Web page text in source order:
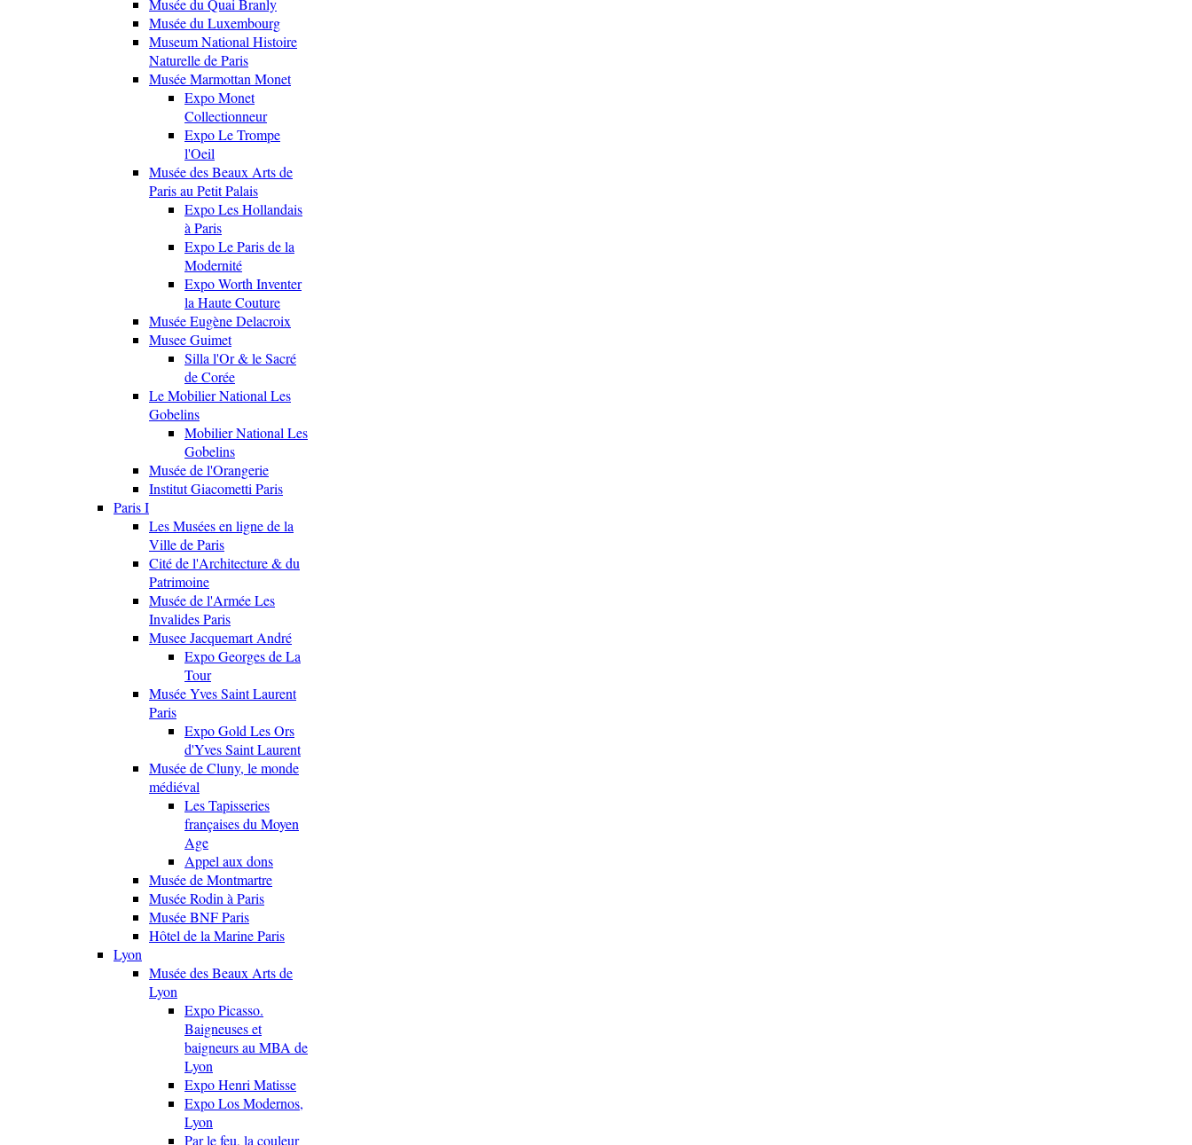
Musée du Quai Branly
Musée du Luxembourg
Museum National Histoire
Naturelle de Paris
Musée Marmottan Monet
Expo Monet
Collectionneur
Expo Le Trompe
l'Oeil
Musée des Beaux Arts de
Paris au Petit Palais
Expo Les Hollandais
à Paris
Expo Le Paris de la
Modernité
Expo Worth Inventer
la Haute Couture
Musée Eugène Delacroix
Musee Guimet
Silla l'Or & le Sacré
de Corée
Le Mobilier National Les
Gobelins
Mobilier National Les
Gobelins
Musée de l'Orangerie
Institut Giacometti Paris
Paris I
Les Musées en ligne de la
Ville de Paris
Cité de l'Architecture & du
Patrimoine
Musée de l'Armée Les
Invalides Paris
Musee Jacquemart André
Expo Georges de La
Tour
Musée Yves Saint Laurent
Paris
Expo Gold Les Ors
d'Yves Saint Laurent
Musée de Cluny, le monde
médiéval
Les Tapisseries
françaises du Moyen
Age
Appel aux dons
Musée de Montmartre
Musée Rodin à Paris
Musée BNF Paris
Hôtel de la Marine Paris
Lyon
Musée des Beaux Arts de
Lyon
Expo Picasso.
Baigneuses et
baigneurs au MBA de
Lyon
Expo Henri Matisse
Expo Los Modernos,
Lyon
Par le feu, la couleur